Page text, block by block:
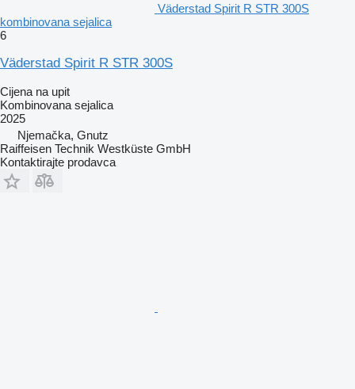
Väderstad Spirit R STR 300S
kombinovana sejalica
6
Väderstad Spirit R STR 300S
Cijena na upit
Kombinovana sejalica
2025
Njemačka, Gnutz
Raiffeisen Technik Westküste GmbH
Kontaktirajte prodavca